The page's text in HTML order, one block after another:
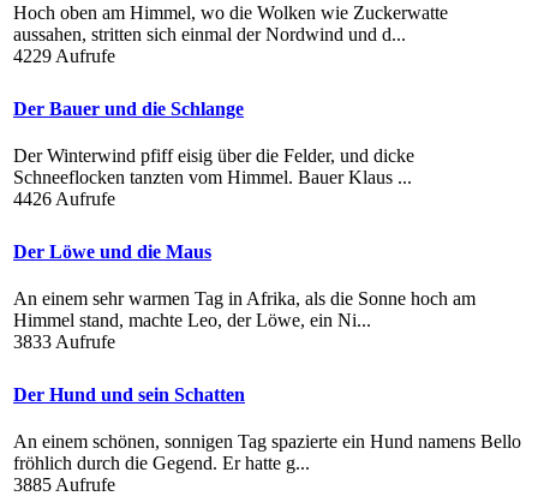
Hoch oben am Himmel, wo die Wolken wie Zuckerwatte
aussahen, stritten sich einmal der Nordwind und d...
4229 Aufrufe
Der Bauer und die Schlange
Der Winterwind pfiff eisig über die Felder, und dicke
Schneeflocken tanzten vom Himmel. Bauer Klaus ...
4426 Aufrufe
Der Löwe und die Maus
An einem sehr warmen Tag in Afrika, als die Sonne hoch am
Himmel stand, machte Leo, der Löwe, ein Ni...
3833 Aufrufe
Der Hund und sein Schatten
An einem schönen, sonnigen Tag spazierte ein Hund namens Bello
fröhlich durch die Gegend. Er hatte g...
3885 Aufrufe